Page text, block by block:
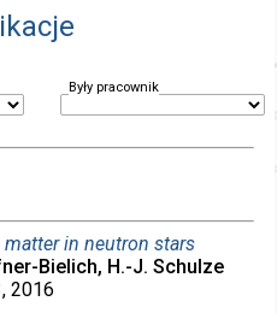
Były pracownik
in neutron stars
Bielich, H.-J. Schulze
2016